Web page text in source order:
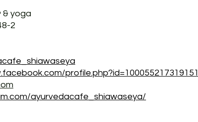
& yoga
2
ayurvedacafe_shiawaseya/